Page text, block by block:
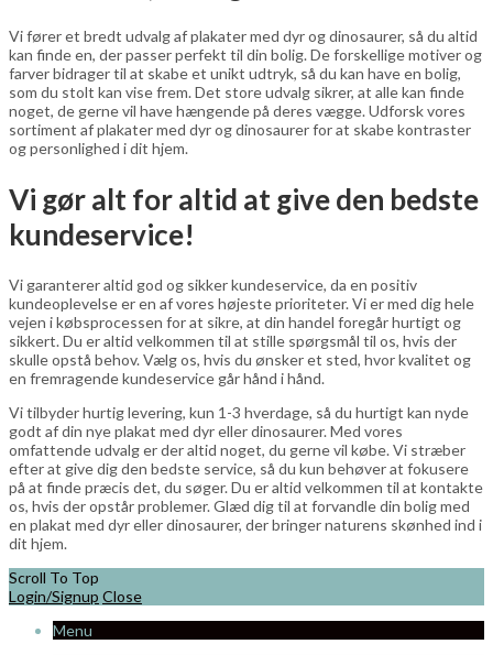
Vi fører et bredt udvalg af plakater med dyr og dinosaurer, så du altid
kan finde en, der passer perfekt til din bolig. De forskellige motiver og
farver bidrager til at skabe et unikt udtryk, så du kan have en bolig,
som du stolt kan vise frem. Det store udvalg sikrer, at alle kan finde
noget, de gerne vil have hængende på deres vægge. Udforsk vores
sortiment af plakater med dyr og dinosaurer for at skabe kontraster
og personlighed i dit hjem.
Vi gør alt for altid at give den bedste
kundeservice!
Vi garanterer altid god og sikker kundeservice, da en positiv
kundeoplevelse er en af vores højeste prioriteter. Vi er med dig hele
vejen i købsprocessen for at sikre, at din handel foregår hurtigt og
sikkert. Du er altid velkommen til at stille spørgsmål til os, hvis der
skulle opstå behov. Vælg os, hvis du ønsker et sted, hvor kvalitet og
en fremragende kundeservice går hånd i hånd.
Vi tilbyder hurtig levering, kun 1-3 hverdage, så du hurtigt kan nyde
godt af din nye plakat med dyr eller dinosaurer. Med vores
omfattende udvalg er der altid noget, du gerne vil købe. Vi stræber
efter at give dig den bedste service, så du kun behøver at fokusere
på at finde præcis det, du søger. Du er altid velkommen til at kontakte
os, hvis der opstår problemer. Glæd dig til at forvandle din bolig med
en plakat med dyr eller dinosaurer, der bringer naturens skønhed ind i
dit hjem.
Scroll To Top
Login/Signup Close
Menu